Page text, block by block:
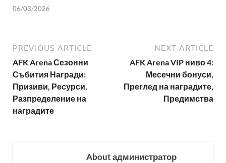
06/03/2026
PREVIOUS ARTICLE
AFK Arena Сезонни
Събития Награди:
Призиви, Ресурси,
Разпределение на
наградите
NEXT ARTICLE
AFK Arena VIP ниво 4:
Месечни бонуси,
Преглед на наградите,
Предимства
About администратор